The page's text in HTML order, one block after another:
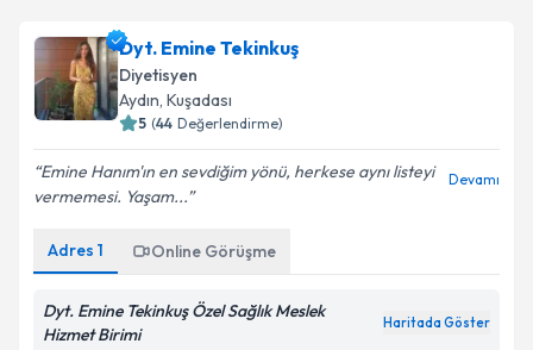
E-posta Adresiniz
Kişisel verilerimin işlenmesine ilişkinAydınlatma
Metni'ni okudum ve kişisel verilerimin belirtilen
Takvim Talebini Gönder
Dyt. Emine Tekinkuş
Diyetisyen
Aydın, Kuşadası
5 (44 Değerlendirme)
Emine Hanım'ın en sevdiğim yönü, herkese aynı listeyi
vermemesi. Yaşam...
Devamı
Adres 1 Online Görüşme
Dyt. Emine Tekinkuş Özel Sağlık Meslek
Hizmet Birimi
Haritada Göster